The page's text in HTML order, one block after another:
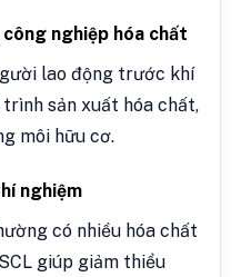
nghiệp hóa chất
lao động trước khí
sản xuất hóa chất,
môi hữu cơ.
nghiệm
có nhiều hóa chất
giúp giảm thiểu